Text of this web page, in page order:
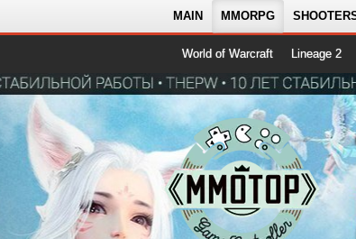
MAIN MMORPG
World of Warcraft Lineage 2